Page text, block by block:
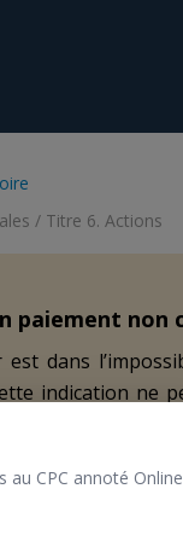
/ Titre 6. Actions
paiement non
est dans
indication ne
cependant
administrées
au CPC annoté Online